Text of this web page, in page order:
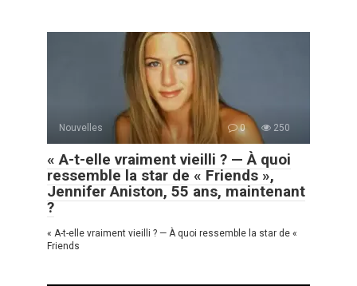
Nouvelles 0 250
« A-t-elle vraiment vieilli ? — À quoi
ressemble la star de « Friends »,
Jennifer Aniston, 55 ans, maintenant
?
« A-t-elle vraiment vieilli ? — À quoi ressemble la star de «
Friends